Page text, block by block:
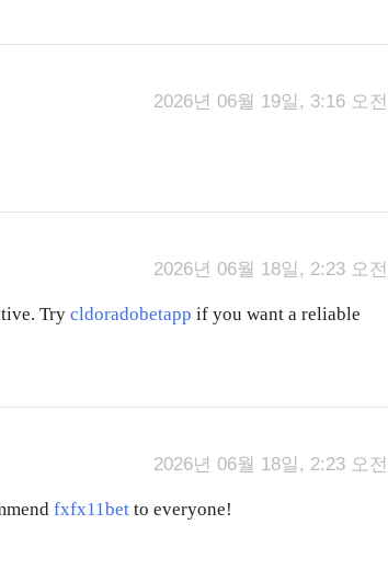
2026년 06월 19일, 3:16 오전
2026년 06월 18일, 2:23 오전
Try cldoradobetapp if you want a reliable
2026년 06월 18일, 2:23 오전
fxfx11bet to everyone!